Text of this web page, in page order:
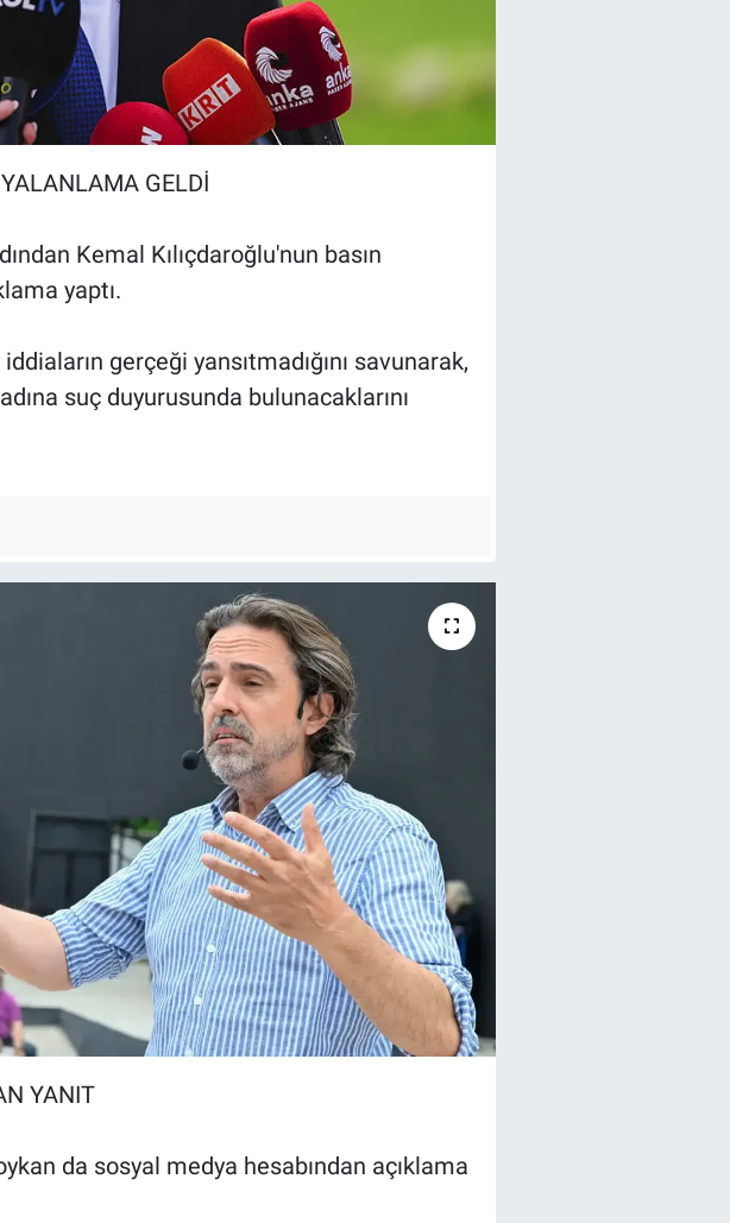
GELDİ
Kemal Kılıçdaroğlu'nun basın
yaptı.
gerçeği yansıtmadığını savunarak,
suç duyurusunda bulunacaklarını
YANIT
da sosyal medya hesabından açıklama